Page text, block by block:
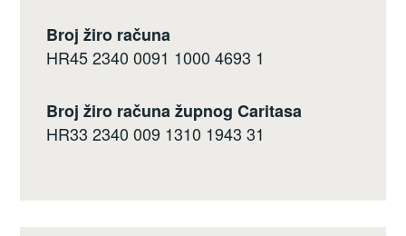
Broj žiro računa
HR45 2340 0091 1000 4693 1
Broj žiro računa župnog Caritasa
HR33 2340 009 1310 1943 31